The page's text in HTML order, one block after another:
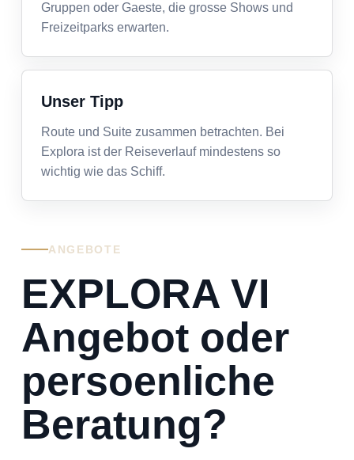
Gruppen oder Gaeste, die grosse Shows und
Freizeitparks erwarten.
Unser Tipp
Route und Suite zusammen betrachten. Bei
Explora ist der Reiseverlauf mindestens so
wichtig wie das Schiff.
ANGEBOTE
EXPLORA VI
Angebot oder
persoenliche
Beratung?